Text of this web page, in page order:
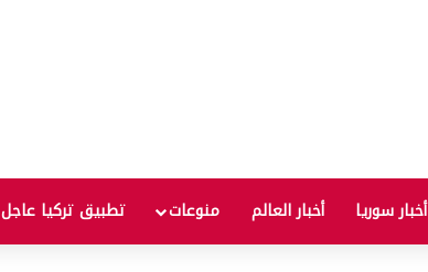
أخبار سوريا أخبار العالم منوعات تطبيق تركيا عاجل